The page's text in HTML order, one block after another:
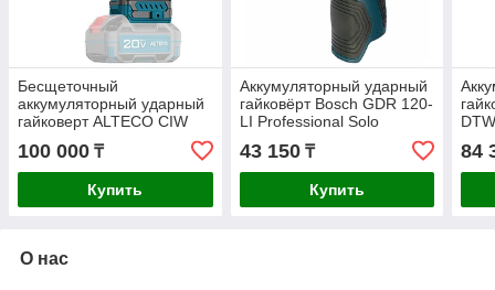
Бесщеточный
аккумуляторный ударный
гайковерт ALTECO CIW
20-1200 Li BL Solo (без
АКБ И ЗУ)
100 000 ₸
Купить
Аккумуляторный ударный
гайковёрт Bosch GDR 120-
LI Professional Solo
06019F0000
43 150₸
Купить
84
О нас